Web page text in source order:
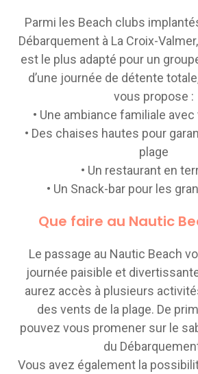
Parmi les Beach clubs
Débarquement à La Croix-
est le plus adapté pour un
d’une journée de détente
vous propose :
• Une ambiance familiale
• Des chaises hautes pour
plage
• Un restaurant en
• Un Snack-bar pour les
Que faire au Nautic
Le passage au Nautic Beach
journée paisible et
aurez accès à plusieurs
des vents de la plage. De
pouvez vous promener sur le
du
Vous avez également la